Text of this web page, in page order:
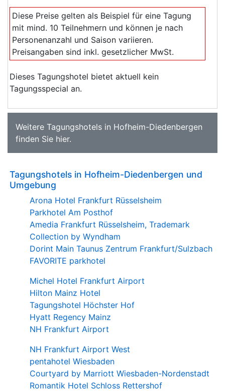
Diese Preise gelten als Beispiel für eine Tagung
mit mind. 10 Teilnehmern und können je nach
Personenanzahl und Saison variieren.
Preisangaben sind inkl. gesetzlicher MwSt.
Dieses Tagungshotel bietet aktuell kein
Tagungsspecial an.
Weitere Tagungshotels in Hofheim-Diedenbergen
finden Sie hier.
Tagungshotels in Hofheim-Diedenbergen und
Umgebung
Arona Hotel Frankfurt Rüsselsheim
Parkhotel Am Posthof
Amedia Frankfurt Rüsselsheim, Trademark
Collection by Wyndham
Dorint Main Taunus Zentrum Frankfurt/Sulzbach
FAVORITE parkhotel
Michel Hotel Frankfurt Airport
Hilton Mainz Hotel
Tagungshotel Höchster Hof
Hyatt Regency Mainz
NH Frankfurt Airport
NH Frankfurt Airport West
pentahotel Wiesbaden
Courtyard by Marriott Wiesbaden-Nordenstadt
Romantik Hotel Schloss Rettershof